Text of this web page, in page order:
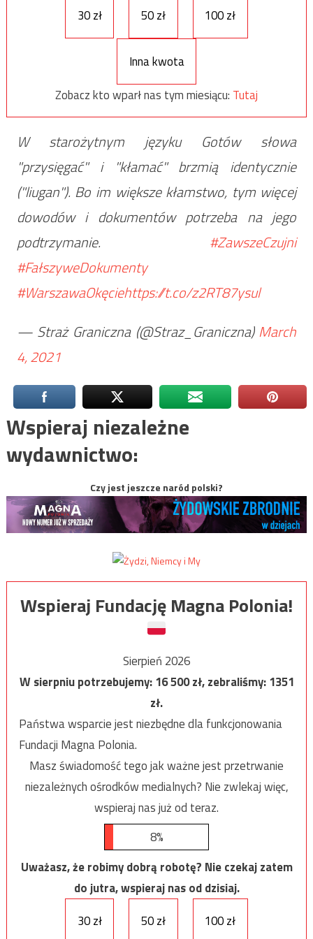
30 zł 50 zł 100 zł
Inna kwota
Zobacz kto wparł nas tym miesiącu: Tutaj
W starożytnym języku Gotów słowa
"przysięgać" i "kłamać" brzmią identycznie
("liugan"). Bo im większe kłamstwo, tym więcej
dowodów i dokumentów potrzeba na jego
podtrzymanie. #ZawszeCzujni
#FałszyweDokumenty
#WarszawaOkęciehttps://t.co/z2RT87ysul
— Straż Graniczna (@Straz_Graniczna)March
4, 2021
Wspieraj niezależne
wydawnictwo:
Czy jest jeszcze naród polski?
Wspieraj Fundację Magna Polonia!
Sierpień 2026
W sierpniu potrzebujemy:16 500zł, zebraliśmy:1351
zł.
Państwa wsparcie jest niezbędne dla funkcjonowania
Fundacji Magna Polonia.
Masz świadomość tego jak ważne jest przetrwanie
niezależnych ośrodków medialnych? Nie zwlekaj więc,
wspieraj nas już od teraz.
8%
Uważasz, że robimy dobrą robotę? Nie czekaj zatem
do jutra, wspieraj nas od dzisiaj.
30 zł
50 zł 100 zł